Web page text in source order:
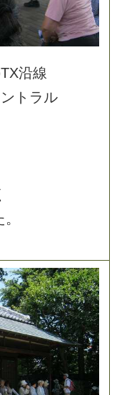
TX沿線
ン ト ラ ル
。